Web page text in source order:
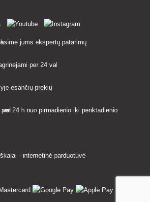
jums ekspertų patarimų
per 24 val
esančių prekių
24 h nuo pirmadienio iki penktadienio